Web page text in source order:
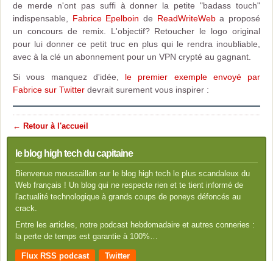
de merde n'ont pas suffi à donner la petite "badass touch"
indispensable, Fabrice Epelboin de ReadWriteWeba proposé
un concours de remix. L'objectif? Retoucher le logo original
pour lui donner ce petit truc en plus qui le rendra inoubliable,
avec à la clé un abonnement pour un VPN crypté au gagnant.
Si vous manquez d'idée, le premier exemple envoyé par
Fabrice sur Twitter devrait surement vous inspirer :
← Retour à l'accueil
le blog high tech du capitaine
Bienvenue moussaillon sur le blog high tech le plus scandaleux du
Web français ! Un blog qui ne respecte rien et te tient informé de
l'actualité technologique à grands coups de poneys défoncés au
crack.
Entre les articles, notre podcast hebdomadaire et autres conneries :
la perte de temps est garantie à 100%…
Flux RSS podcast Twitter